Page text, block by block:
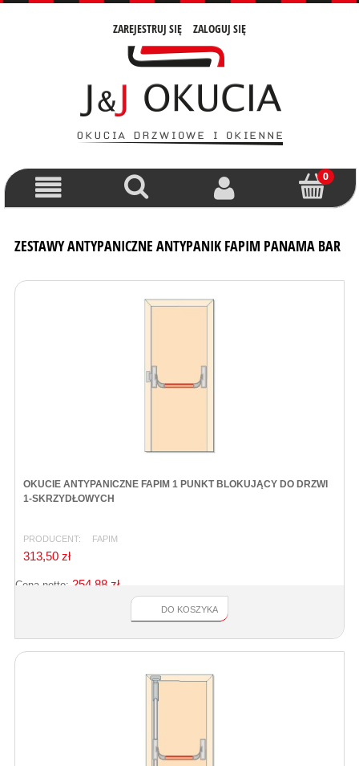
ZAREJESTRUJ SIĘ ZALOGUJ SIĘ
ZESTAWY ANTYPANICZNE ANTYPANIK FAPIM PANAMA BAR
OKUCIE ANTYPANICZNE FAPIM 1 PUNKT BLOKUJĄCY DO DRZWI
1-SKRZYDŁOWYCH
PRODUCENT: FAPIM
313,50 zł
Cena netto: 254,88 zł
DO KOSZYKA